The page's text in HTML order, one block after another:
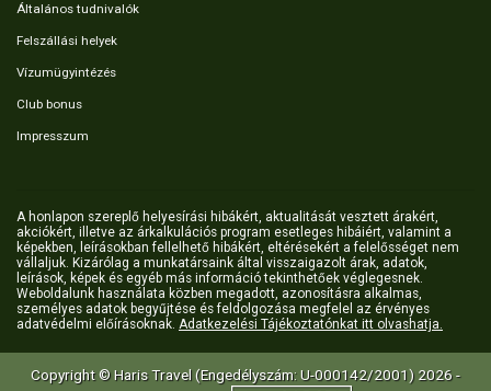
Általános tudnivalók
Felszállási helyek
Vízumügyintézés
Club bonus
Impresszum
A honlapon szereplő helyesírási hibákért, aktualitását vesztett árakért,
akciókért, illetve az árkalkulációs program esetleges hibáiért, valamint a
képekben, leírásokban fellelhető hibákért, eltérésekért a felelősséget nem
vállaljuk. Kizárólag a munkatársaink által visszaigazolt árak, adatok,
leírások, képek és egyéb más információ tekinthetőek véglegesnek.
Weboldalunk használata közben megadott, azonosításra alkalmas,
személyes adatok begyűjtése és feldolgozása megfelel az érvényes
adatvédelmi előírásoknak. Adatkezelési Tájékoztatónkat itt olvashatja.
Copyright © Haris Travel (Engedélyszám: U-000142/2001) 2026 -